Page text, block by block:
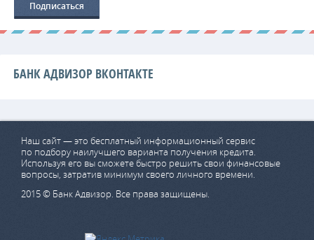
БАНК АДВИЗОР ВКОНТАКТЕ
Наш сайт — это бесплатный информационный сервис
по подбору наилучшего варианта получения кредита.
Используя его вы сможете быстро решить свои финансовые
вопросы, затратив минимум своего личного времени.
2015 © Банк Адвизор. Все права защищены.